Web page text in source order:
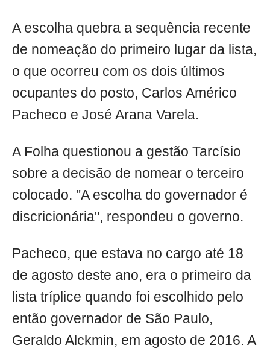
A escolha quebra a sequência recente
de nomeação do primeiro lugar da lista,
o que ocorreu com os dois últimos
ocupantes do posto, Carlos Américo
Pacheco e José Arana Varela.
A Folha questionou a gestão Tarcísio
sobre a decisão de nomear o terceiro
colocado. "A escolha do governador é
discricionária", respondeu o governo.
Pacheco, que estava no cargo até 18
de agosto deste ano, era o primeiro da
lista tríplice quando foi escolhido pelo
então governador de São Paulo,
Geraldo Alckmin, em agosto de 2016. A